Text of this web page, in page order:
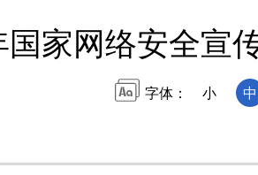
国家网络安全宣
字体： 小 中